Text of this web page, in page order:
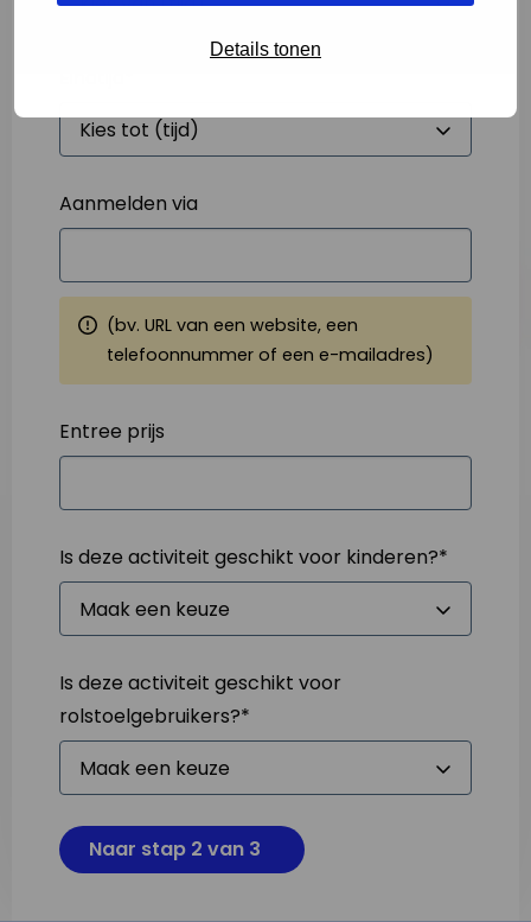
Details tonen
Aanmelden via
(bv. URL van een website, een
telefoonnummer of een e-mailadres)
Entree prijs
Is deze activiteit geschikt voor kinderen?*
Is deze activiteit geschikt voor
rolstoelgebruikers?*